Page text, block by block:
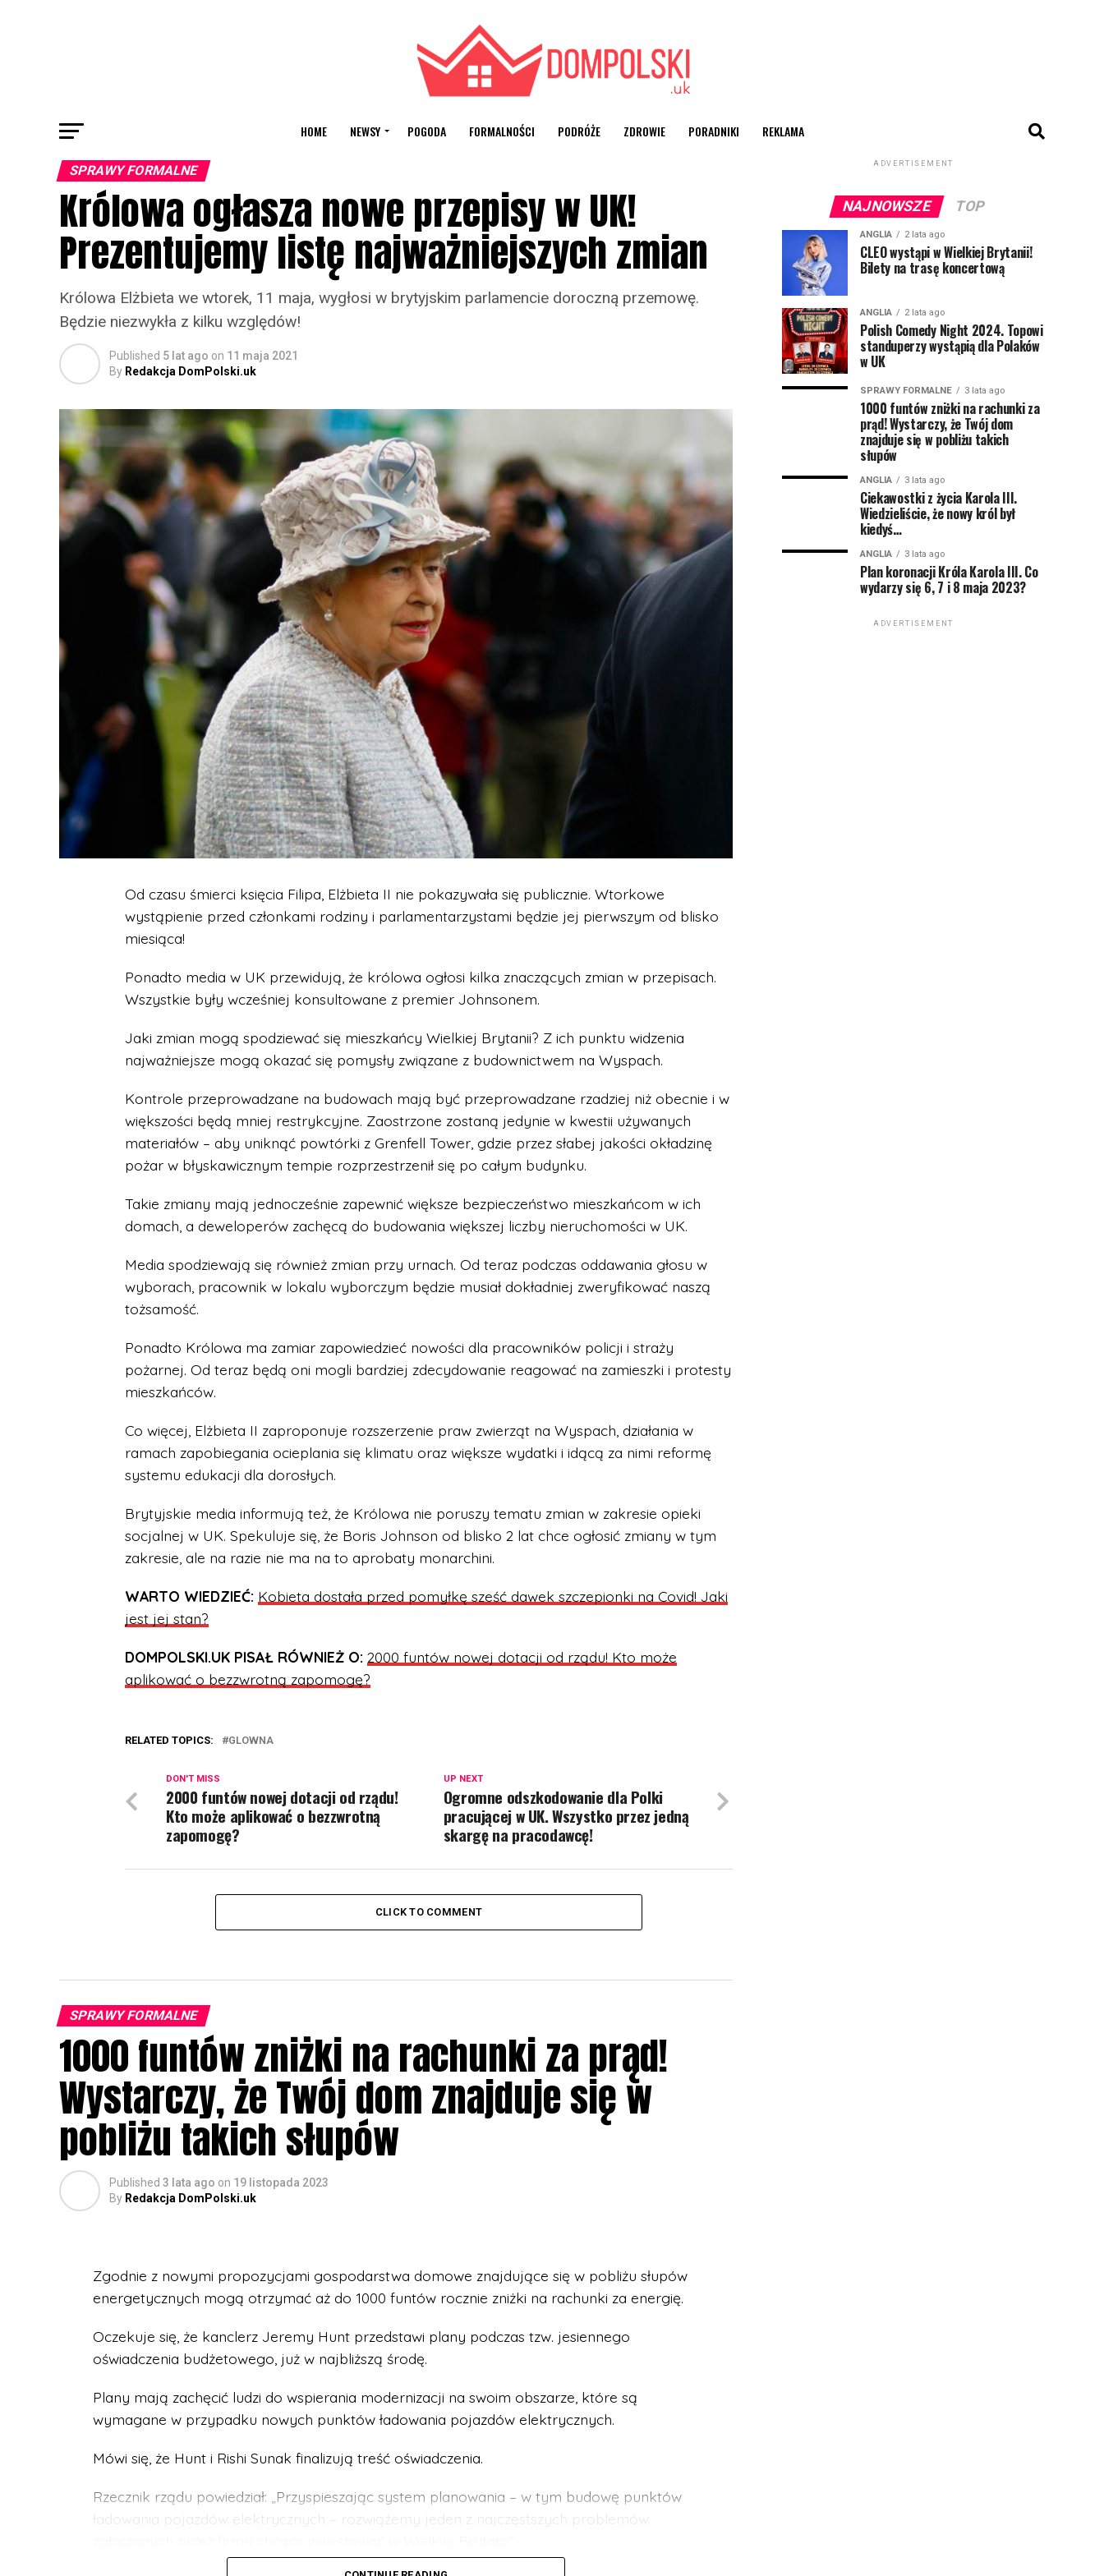
HOME NEWSY POGODA FORMALNOŚCI PODRÓŻE ZDROWIE PORADNIKI REKLAMA
SPRAWY FORMALNE
Królowa ogłasza nowe przepisy w UK!
Prezentujemy listę najważniejszych zmian
Królowa Elżbieta we wtorek, 11 maja, wygłosi w brytyjskim parlamencie doroczną przemowę.
Będzie niezwykła z kilku względów!
Published 5 lat ago on 11 maja 2021
By Redakcja DomPolski.uk
Od czasu śmierci księcia Filipa, Elżbieta II nie pokazywała się publicznie. Wtorkowe
wystąpienie przed członkami rodziny i parlamentarzystami będzie jej pierwszym od blisko
miesiąca!
Ponadto media w UK przewidują, że królowa ogłosi kilka znaczących zmian w przepisach.
Wszystkie były wcześniej konsultowane z premier Johnsonem.
Jaki zmian mogą spodziewać się mieszkańcy Wielkiej Brytanii? Z ich punktu widzenia
najważniejsze mogą okazać się pomysły związane z budownictwem na Wyspach.
Kontrole przeprowadzane na budowach mają być przeprowadzane rzadziej niż obecnie i w
większości będą mniej restrykcyjne. Zaostrzone zostaną jedynie w kwestii używanych
materiałów – aby uniknąć powtórki z Grenfell Tower, gdzie przez słabej jakości okładzinę
pożar w błyskawicznym tempie rozprzestrzenił się po całym budynku.
Takie zmiany mają jednocześnie zapewnić większe bezpieczeństwo mieszkańcom w ich
domach, a deweloperów zachęcą do budowania większej liczby nieruchomości w UK.
Media spodziewają się również zmian przy urnach. Od teraz podczas oddawania głosu w
wyborach, pracownik w lokalu wyborczym będzie musiał dokładniej zweryfikować naszą
tożsamość.
Ponadto Królowa ma zamiar zapowiedzieć nowości dla pracowników policji i straży
pożarnej. Od teraz będą oni mogli bardziej zdecydowanie reagować na zamieszki i protesty
mieszkańców.
Co więcej, Elżbieta II zaproponuje rozszerzenie praw zwierząt na Wyspach, działania w
ramach zapobiegania ocieplania się klimatu oraz większe wydatki i idącą za nimi reformę
systemu edukacji dla dorosłych.
Brytyjskie media informują też, że Królowa nie poruszy tematu zmian w zakresie opieki
socjalnej w UK. Spekuluje się, że Boris Johnson od blisko 2 lat chce ogłosić zmiany w tym
zakresie, ale na razie nie ma na to aprobaty monarchini.
WARTO WIEDZIEĆ: Kobieta dostała przed pomyłkę sześć dawek szczepionki na Covid! Jaki
jest jej stan?
DOMPOLSKI.UK PISAŁ RÓWNIEŻ O: 2000 funtów nowej dotacji od rządu! Kto może
aplikować o bezzwrotną zapomogę?
RELATED TOPICS: GLOWNA
UP NEXT
Ogromne odszkodowanie dla Polki
pracującej w UK. Wszystko przez jedną
skargę na pracodawcę!
DON'T MISS
2000 funtów nowej dotacji od rządu!
Kto może aplikować o bezzwrotną
zapomogę?
CLICK TO COMMENT
SPRAWY FORMALNE
1000 funtów zniżki na rachunki za prąd!
Wystarczy, że Twój dom znajduje się w
pobliżu takich słupów
Published 3 lata ago on 19 listopada 2023
By Redakcja DomPolski.uk
Zgodnie z nowymi propozycjami gospodarstwa domowe znajdujące się w pobliżu słupów
energetycznych mogą otrzymać aż do 1000 funtów rocznie zniżki na rachunki za energię.
Oczekuje się, że kanclerz Jeremy Hunt przedstawi plany podczas tzw. jesiennego
oświadczenia budżetowego, już w najbliższą środę.
Plany mają zachęcić ludzi do wspierania modernizacji na swoim obszarze, które są
wymagane w przypadku nowych punktów ładowania pojazdów elektrycznych.
Mówi się, że Hunt i Rishi Sunak finalizują treść oświadczenia.
Rzecznik rządu powiedział: „Przyspieszając system planowania – w tym budowę punktów
ADVERTISEMENT
NAJNOWSZE TOP
ANGLIA 2 lata ago
CLEO wystąpi w Wielkiej Brytanii!
Bilety na trasę koncertową
ANGLIA 2 lata ago
Polish Comedy Night 2024. Topowi
standuperzy wystąpią dla Polaków
w UK
SPRAWY FORMALNE 3 lata ago
1000 funtów zniżki na rachunki za
prąd! Wystarczy, że Twój dom
znajduje się w pobliżu takich
słupów
ANGLIA 3 lata ago
Ciekawostki z życia Karola III.
Wiedzieliście, że nowy król był
kiedyś…
ANGLIA 3 lata ago
Plan koronacji Króla Karola III. Co
wydarzy się 6, 7 i 8 maja 2023?
ADVERTISEMENT